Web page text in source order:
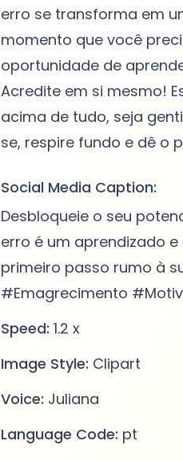
erro se transforma em
momento que você
oportunidade de
Acredite em si mesmo!
acima de tudo, seja
Social Media Caption:
Desbloqueie o seu
erro é um aprendizado
primeiro passo rumo à
#Emagrecimento
Speed: 1.2 x
Image Style: Clipart
Voice: Juliana
Language Code: pt